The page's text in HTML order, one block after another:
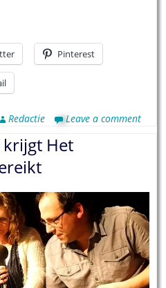
Pinterest
Redactie Leave a comment
Het